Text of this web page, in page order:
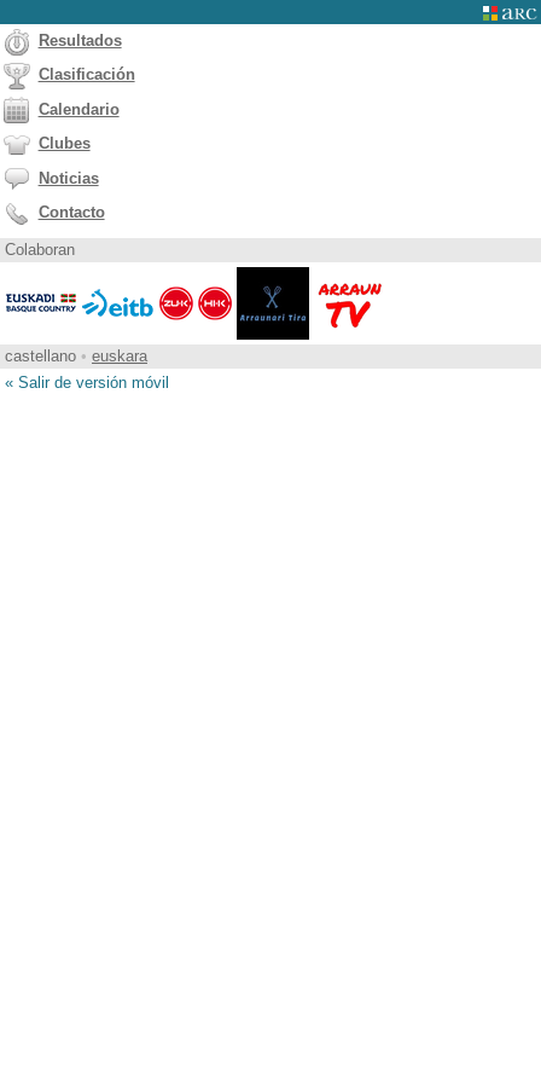
Resultados
Clasificación
Calendario
Clubes
Noticias
Contacto
Colaboran
castellano • euskara
« Salir de versión móvil